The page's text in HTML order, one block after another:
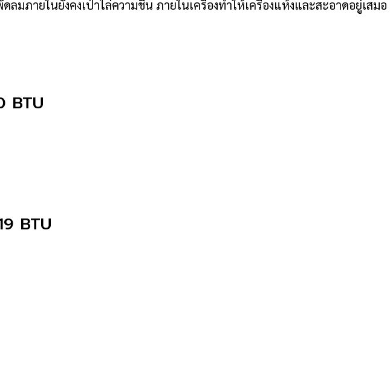
มภายในยังคงเป่าไล่ความชื้น ภายในเครื่องทำให้เครื่องแห้งและสะอาดอยู่เสมอ
BTU
BTU